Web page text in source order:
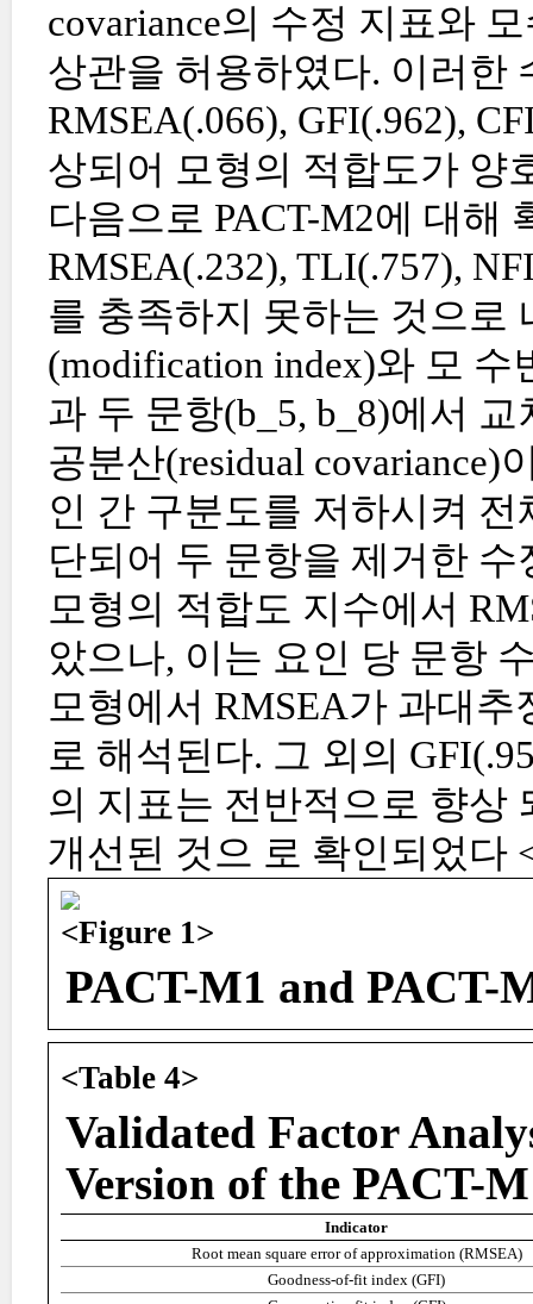
covariance의 수정 지표와
상관을 허용하였다. 이러한
RMSEA(.066), GFI(.962),
상되어 모형의 적합도가 양
다음으로 PACT-M2에 대해
RMSEA(.232), TLI(.757),
를 충족하지 못하는 것으로
(modification index)와 모 수
과 두 문항(b_5, b_8)에서
공분산(residual
인 간 구분도를 저하시켜
단되어 두 문항을 제거한
모형의 적합도 지수에서
았으나, 이는 요인 당 문항
모형에서 RMSEA가 과대
로 해석된다. 그 외의
의 지표는 전반적으로 향상
개선된 것으 로 확인되었다
<Figure 1>
PACT-M1 and PACT-
<Table 4>
Validated Factor
Version of the PACT-M
Indicator
Root mean square error of approximation (RMSEA)
Goodness-of-fit index (GFI)